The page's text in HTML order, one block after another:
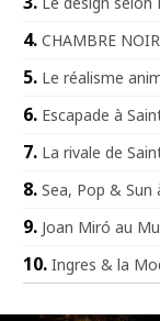
CHAMBRE
Le réalisme
Escapade à
La rivale de
Sea, Pop &
Joan Miró au
Ingres & la